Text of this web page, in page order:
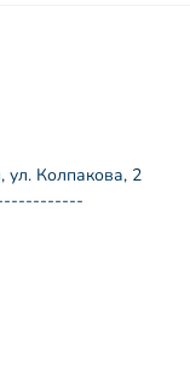
Колпакова, 2